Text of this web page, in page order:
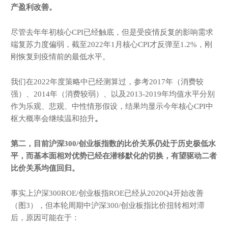
产盈利改善。
尽管去年年初核心CPI已经触底，但是受疫情反复的影响需求
端复苏力度偏弱，截至2022年1月核心CPI才反弹至1.2%，刚
刚恢复到疫情前的最低水平。
我们在2022年度策略中已经测算过，参考2017年（消费较
强）、2014年（消费较弱）、以及2013-2019年均值水平分别
作为乐观、悲观、中性情形假设，结果均显示今年核心CPI中
枢大概率会继续温和抬升。
第二，目前沪深300/创业板指数的比价关系仍处于历史极低水
平，而基本面相对优势已经在潜移默化的切换，有望驱动二者
比价关系均值回归。
事实上沪深300ROE/创业板指ROE已经从2020Q4开始改善
（图3），但本轮周期中沪深300/创业板指比价扭转相对滞
后，原因可能在于：